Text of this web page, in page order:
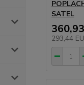
SATEL
293,44